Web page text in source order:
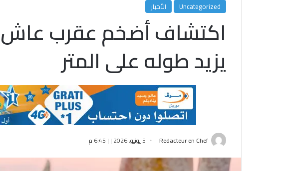
Uncategorized
الأخبار
اكتشاف أضخم عقرب عاش
يزيد طوله على المتر
Redacteur en Chef 5 يونيو, 2026 | | 6:45 م